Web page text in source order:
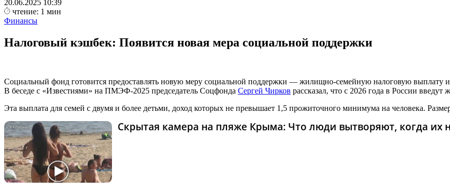
20.06.2025 10:39
чтение: 1 мин
Финансы
Налоговый кэшбек: Появится новая мера социальной поддержки
Социальный фонд готовится предоставлять новую меру социальной поддержки — жилищно-семейную налоговую выплату
В беседе с «Известиями» на ПМЭФ-2025 председатель Соцфонда Сергей Чирков рассказал, что с 2026 года в России
Эта выплата для семей с двумя и более детьми, доход которых не превышает 1,5 прожиточного минимума на человека.
Скрытая камера на пляже Крыма: Что люди вытворяют, когда их